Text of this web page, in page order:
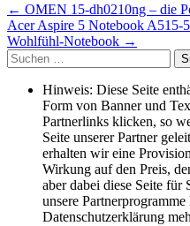
Beitragsnavigation
← OMEN 15-dh0210ng – die
Acer Aspire 5 Notebook
Wohlfühl-Notebook →
Suche
nach:
Hinweis: Diese Seite
Form von Banner und
Partnerlinks klicken, so
Seite unserer Partner
erhalten wir eine
Wirkung auf den Preis,
aber dabei diese Seite für
unsere
Datenschutzerklärung